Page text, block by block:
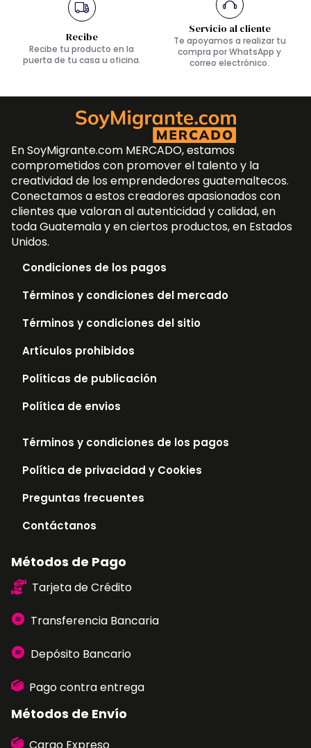
Recibe
Recibe tu producto en la
puerta de tu casa u oficina.
Servicio al cliente
Te apoyamos a realizar tu
compra por WhatsApp y
correo electrónico.
En SoyMigrante.com MERCADO, estamos
comprometidos con promover el talento y la
creatividad de los emprendedores guatemaltecos.
Conectamos a estos creadores apasionados con
clientes que valoran al autenticidad y calidad, en
toda Guatemala y en ciertos productos, en Estados
Unidos.
Condiciones de los pagos
Términos y condiciones del mercado
Términos y condiciones del sitio
Artículos prohibidos
Políticas de publicación
Política de envios
Términos y condiciones de los pagos
Política de privacidad y Cookies
Preguntas frecuentes
Contáctanos
Métodos de Pago
Tarjeta de Crédito
Transferencia Bancaria
Depósito Bancario
Pago contra entrega
Métodos de Envío